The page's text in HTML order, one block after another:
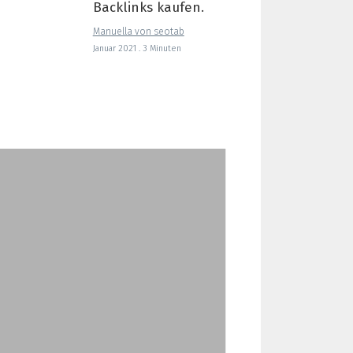
Backlinks kaufen.
Manuella von seotab
Januar 2021 . 3 Minuten